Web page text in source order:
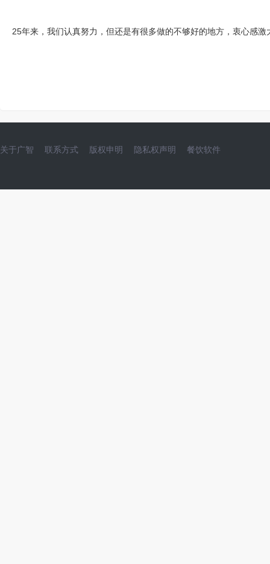
25年来，我们认真努力，但还是有很多做的不够好的地方，衷心感
关于广智 联系方式 版权申明 隐私权声明 餐饮软件